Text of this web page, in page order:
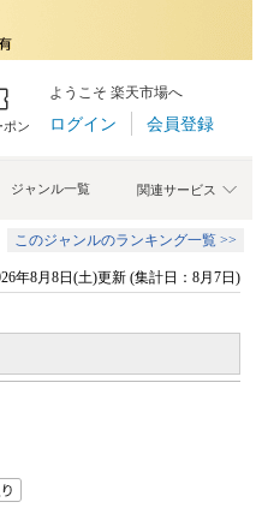
ポン
ようこそ 楽天市場へ
ログイン 会員登録
関連サービス
ジャンル一覧
このジャンルのランキング一覧 >>
年8月8日(土)更新 (集計日：8月7日)